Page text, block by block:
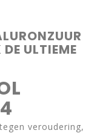
ULTIEME
veroudering,